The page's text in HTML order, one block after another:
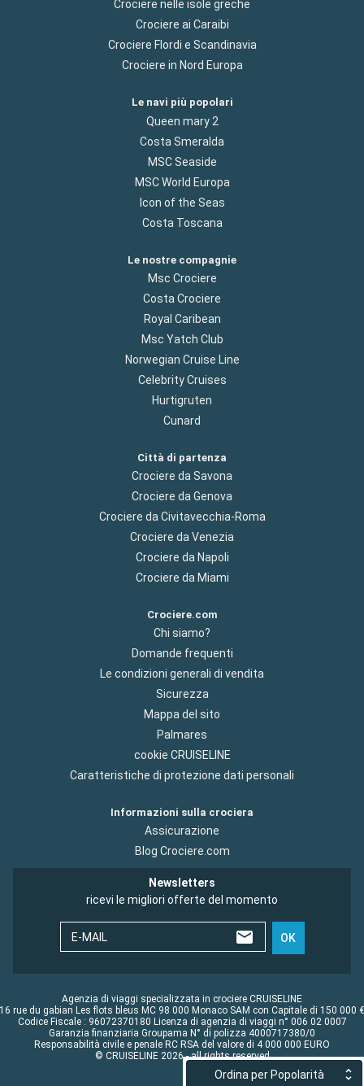
Ordina per Popolarità
Crociere nelle isole greche
Crociere ai Caraibi
Crociere Flordi e Scandinavia
Crociere in Nord Europa
Le navi più popolari
Queen mary 2
Costa Smeralda
MSC Seaside
MSC World Europa
Icon of the Seas
Costa Toscana
Le nostre compagnie
Msc Crociere
Costa Crociere
Royal Caribean
Msc Yatch Club
Norwegian Cruise Line
Celebrity Cruises
Hurtigruten
Cunard
Città di partenza
Crociere da Savona
Crociere da Genova
Crociere da Civitavecchia-Roma
Crociere da Venezia
Crociere da Napoli
Crociere da Miami
Crociere.com
Chi siamo?
Domande frequenti
Le condizioni generali di vendita
Sicurezza
Mappa del sito
Palmares
cookie CRUISELINE
Caratteristiche di protezione dati personali
Informazioni sulla crociera
Assicurazione
Blog Crociere.com
Newsletters
ricevi le migliori offerte del momento
E-MAIL OK
Agenzia di viaggi specializzata in crociere CRUISELINE
16 rue du gabian Les flots bleus MC 98 000 Monaco SAM con Capitale di 150 000 €
Codice Fiscale : 96072370180 Licenza di agenzia di viaggi n° 006 02 0007
Garanzia finanziaria Groupama N° di polizza 4000717380/0
Responsabilità civile e penale RC RSA del valore di 4 000 000 EURO
© CRUISELINE 2026 - all rights reserved